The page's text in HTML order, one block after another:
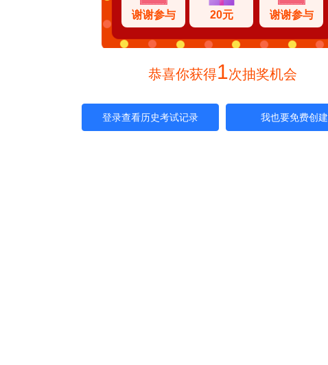
谢谢参与
20元
谢谢参与
恭喜你获得1次抽奖机会
登录查看历史考试记录 我也要免费创建